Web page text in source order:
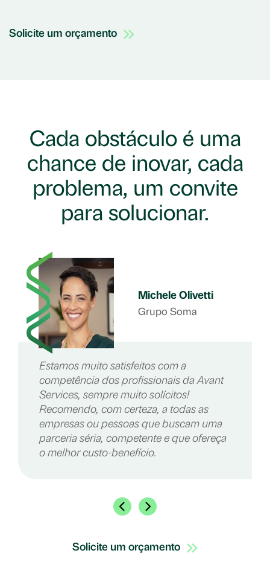
Solicite um orçamento
Cada obstáculo é uma
chance de inovar, cada
problema, um convite
para solucionar.
Michele Olivetti
Grupo Soma
Estamos muito satisfeitos com a
competência dos profissionais da Avant
Services, sempre muito solícitos!
Recomendo, com certeza, a todas as
empresas ou pessoas que buscam uma
parceria séria, competente e que ofereça
o melhor custo-benefício.
Solicite um orçamento